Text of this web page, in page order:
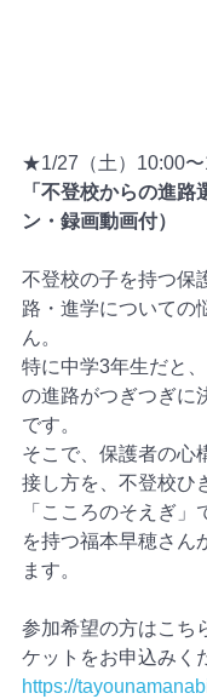
★1/27（土）10:00
「不登校からの進路
ン・録画動画付）
不登校の子を持つ保
路・進学についての
ん。
特に中学3年生だと
の進路がつぎつぎに
です。
そこで、保護者の心
接し方を、不登校ひ
「こころのそえぎ
を持つ福本早穂さん
ます。
参加希望の方はこち
ケットをお申込みく
https://